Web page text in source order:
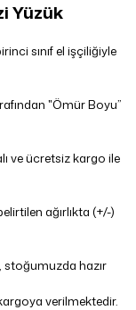
Yüzük
sınıf el işçiliğiyle
"Ömür Boyu”
ve ücretsiz kargo ile
ağırlıkta (+/-)
stoğumuzda hazır
verilmektedir.